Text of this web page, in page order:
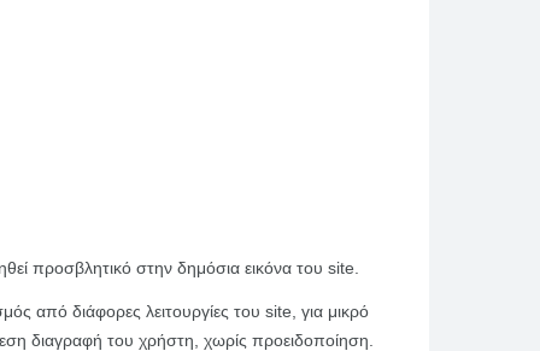
προσβλητικό στην δημόσια εικόνα του site.
από διάφορες λειτουργίες του site, για μικρό
διαγραφή του χρήστη, χωρίς προειδοποίηση.